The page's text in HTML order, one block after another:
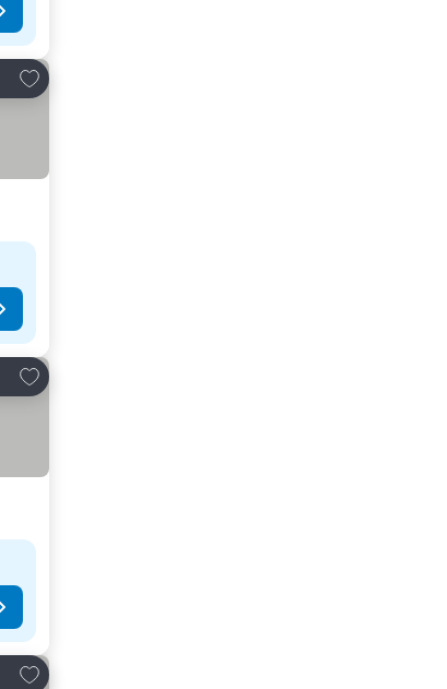
Legg til i favoritter
Legg til i favoritter
Legg til i favoritter